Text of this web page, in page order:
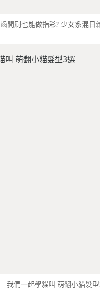
齒間刷也能做指彩? 少女系混日
我們一起學貓叫 萌翻小貓髮